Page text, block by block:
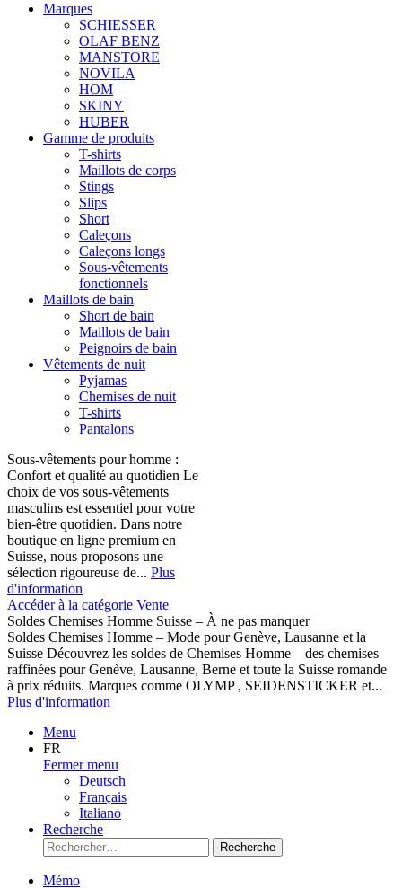
Marques
SCHIESSER
OLAF BENZ
MANSTORE
NOVILA
HOM
SKINY
HUBER
Gamme de produits
T-shirts
Maillots de corps
Stings
Slips
Short
Caleçons
Caleçons longs
Sous-vêtements
fonctionnels
Maillots de bain
Short de bain
Maillots de bain
Peignoirs de bain
Vêtements de nuit
Pyjamas
Chemises de nuit
T-shirts
Pantalons
Sous-vêtements pour homme :
Confort et qualité au quotidien Le
choix de vos sous-vêtements
masculins est essentiel pour votre
bien-être quotidien. Dans notre
boutique en ligne premium en
Suisse, nous proposons une
sélection rigoureuse de... Plus
d'information
Accéder à la catégorie Vente
Soldes Chemises Homme Suisse – À ne pas manquer
Soldes Chemises Homme – Mode pour Genève, Lausanne et la
Suisse Découvrez les soldes de Chemises Homme – des chemises
raffinées pour Genève, Lausanne, Berne et toute la Suisse romande
à prix réduits. Marques comme OLYMP , SEIDENSTICKER et...
Plus d'information
Menu
FR
Fermer menu
Deutsch
Français
Italiano
Recherche
Recherche
Mémo